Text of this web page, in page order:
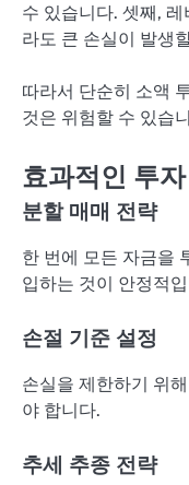
수 있습니다. 셋째,
라도 큰 손실이 발생
따라서 단순히 소액
것은 위험할 수 있습
효과적인 투
분할 매매 전략
한 번에 모든 자금을
입하는 것이 안정적
손절 기준 설정
손실을 제한하기 위
야 합니다.
추세 추종 전략